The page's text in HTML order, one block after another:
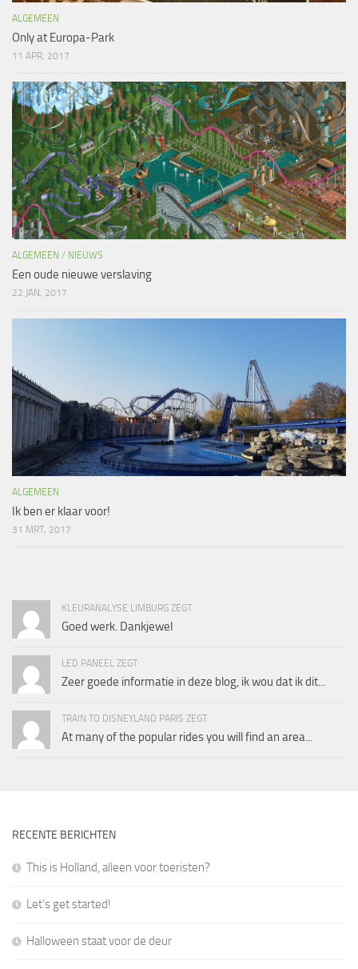
ALGEMEEN
Only at Europa-Park
11 APR, 2017
ALGEMEEN / NIEUWS
Een oude nieuwe verslaving
22 JAN, 2017
ALGEMEEN
Ik ben er klaar voor!
31 MRT, 2017
KLEURANALYSE LIMBURG ZEGT:
Goed werk. Dankjewel
LED PANEEL ZEGT:
Zeer goede informatie in deze blog, ik wou dat ik dit...
TRAIN TO DISNEYLAND PARIS ZEGT:
At many of the popular rides you will find an area...
RECENTE BERICHTEN
This is Holland, alleen voor toeristen?
Let’s get started!
Halloween staat voor de deur